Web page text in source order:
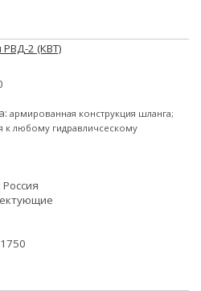
РВД-2 (КВТ)
армированная конструкция шланга;
любому гидравличсескому